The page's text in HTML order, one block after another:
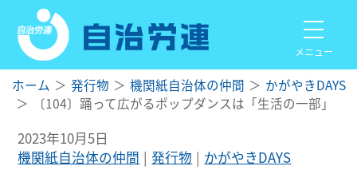
メニュー
ホーム 発行物 機関紙自治体の仲間
かがやきDAYS
〔104〕踊って広がるポップダンスは「生活の一部」
2023年10月5日
機関紙自治体の仲間
発行物 かがやきDAYS